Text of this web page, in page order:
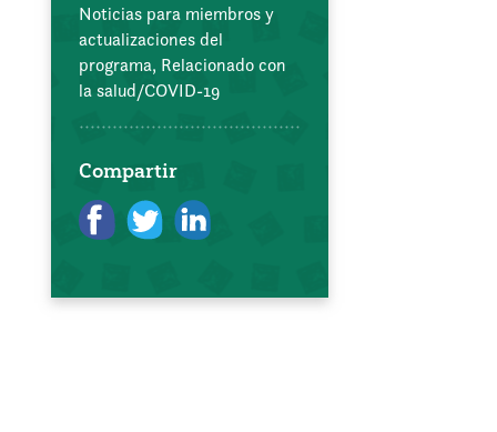
Noticias para miembros y
actualizaciones del
programa, Relacionado con
la salud/COVID-19
Compartir